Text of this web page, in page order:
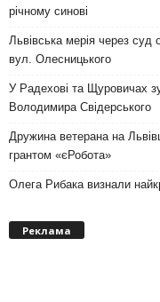
річному синові
Львівська мерія через
вул. Олесницького
У Радехові та Щуровичах
Володимира Свідерського
Дружина ветерана на
грантом «єРобота»
Олега Рибака визнали
Реклама